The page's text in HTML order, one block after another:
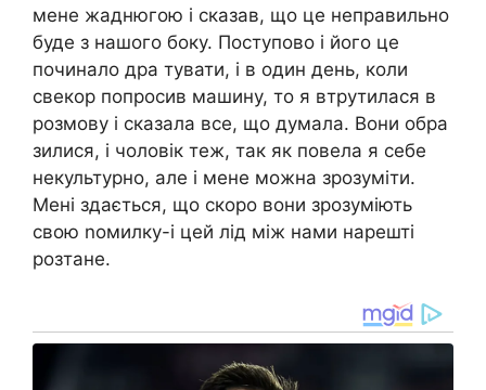
мене жаднюгою і сказав, що це неправильно
буде з нашого боку. Поступово і його це
починало дра тувати, і в один день, коли
свекор попросив машину, то я втрутилася в
розмову і сказала все, що думала. Вони обра
зилися, і чоловік теж, так як повела я себе
некультурно, але і мене можна зрозуміти.
Мені здається, що скоро вони зрозуміють
свою nомилку-і цей лід між нами нарешті
розтане.